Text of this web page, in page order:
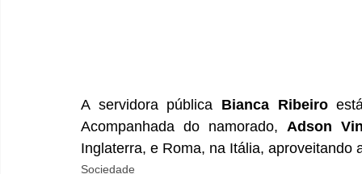
A servidora pública Bianca Ribeiro está
Acompanhada do namorado, Adson
Inglaterra, e Roma, na Itália, aproveitando
Sociedade